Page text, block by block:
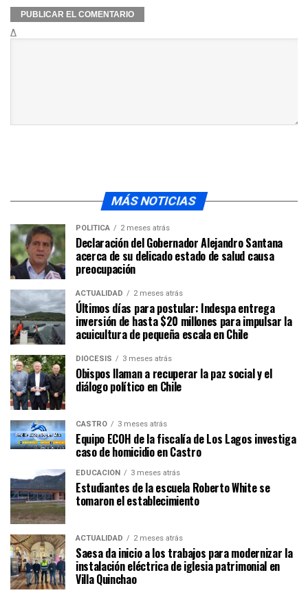
Δ
MÁS NOTICIAS
POLÍTICA 2 meses atrás
Declaración del Gobernador Alejandro Santana
acerca de su delicado estado de salud causa
preocupación
ACTUALIDAD 2 meses atrás
Últimos días para postular: Indespa entrega
inversión de hasta $20 millones para impulsar la
acuicultura de pequeña escala en Chile
DIÓCESIS 3 meses atrás
Obispos llaman a recuperar la paz social y el
diálogo político en Chile
CASTRO 3 meses atrás
Equipo ECOH de la fiscalía de Los Lagos investiga
caso de homicidio en Castro
EDUCACIÓN 3 meses atrás
Estudiantes de la escuela Roberto White se
tomaron el establecimiento
ACTUALIDAD 2 meses atrás
Saesa da inicio a los trabajos para modernizar la
instalación eléctrica de iglesia patrimonial en
Villa Quinchao